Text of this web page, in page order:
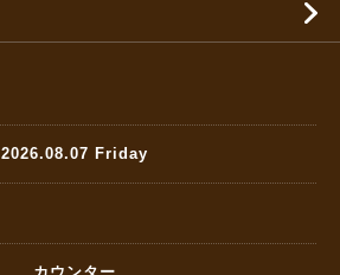
2026.08.07 Friday